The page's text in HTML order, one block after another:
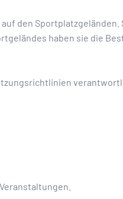
den Sportplatzgeländen.
haben sie die